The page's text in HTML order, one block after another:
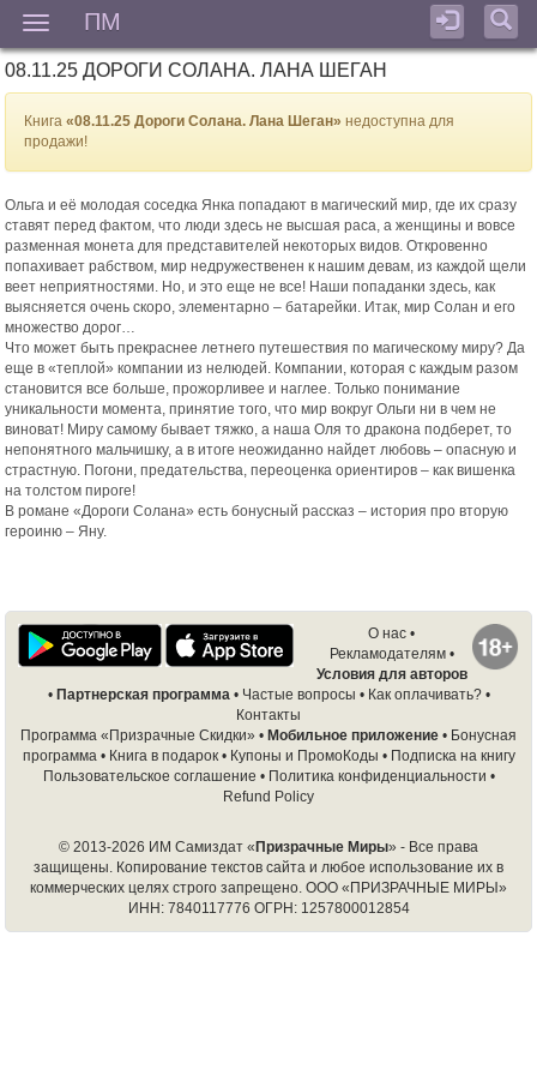
ПМ
08.11.25 ДОРОГИ СОЛАНА. ЛАНА ШЕГАН
Книга«08.11.25 Дороги Солана. Лана Шеган» недоступна для
продажи!
Ольга и её молодая соседка Янка попадают в магический мир, где их сразу
ставят перед фактом, что люди здесь не высшая раса, а женщины и вовсе
разменная монета для представителей некоторых видов. Откровенно
попахивает рабством, мир недружественен к нашим девам, из каждой щели
веет неприятностями. Но, и это еще не все! Наши попаданки здесь, как
выясняется очень скоро, элементарно – батарейки. Итак, мир Солан и его
множество дорог…
Что может быть прекраснее летнего путешествия по магическому миру? Да
еще в «теплой» компании из нелюдей. Компании, которая с каждым разом
становится все больше, прожорливее и наглее. Только понимание
уникальности момента, принятие того, что мир вокруг Ольги ни в чем не
виноват! Миру самому бывает тяжко, а наша Оля то дракона подберет, то
непонятного мальчишку, а в итоге неожиданно найдет любовь – опасную и
страстную. Погони, предательства, переоценка ориентиров – как вишенка
на толстом пироге!
В романе «Дороги Солана» есть бонусный рассказ – история про вторую
героиню – Яну.
О нас •
Рекламодателям•
Условия для авторов
• Партнерская программа• Частые вопросы • Как оплачивать?•
Контакты
Программа «Призрачные Скидки» • Мобильное приложение • Бонусная
программа• Книга в подарок• Купоны и ПромоКоды • Подписка на книгу
Пользовательское соглашение • Политика конфиденциальности •
Refund Policy
© 2013-2026 ИМ Самиздат « Призрачные Миры» - Все права
защищены. Копирование текстов сайта и любое использование их в
коммерческих целях строго запрещено. ООО «ПРИЗРАЧНЫЕ МИРЫ»
ИНН: 7840117776 ОГРН: 1257800012854